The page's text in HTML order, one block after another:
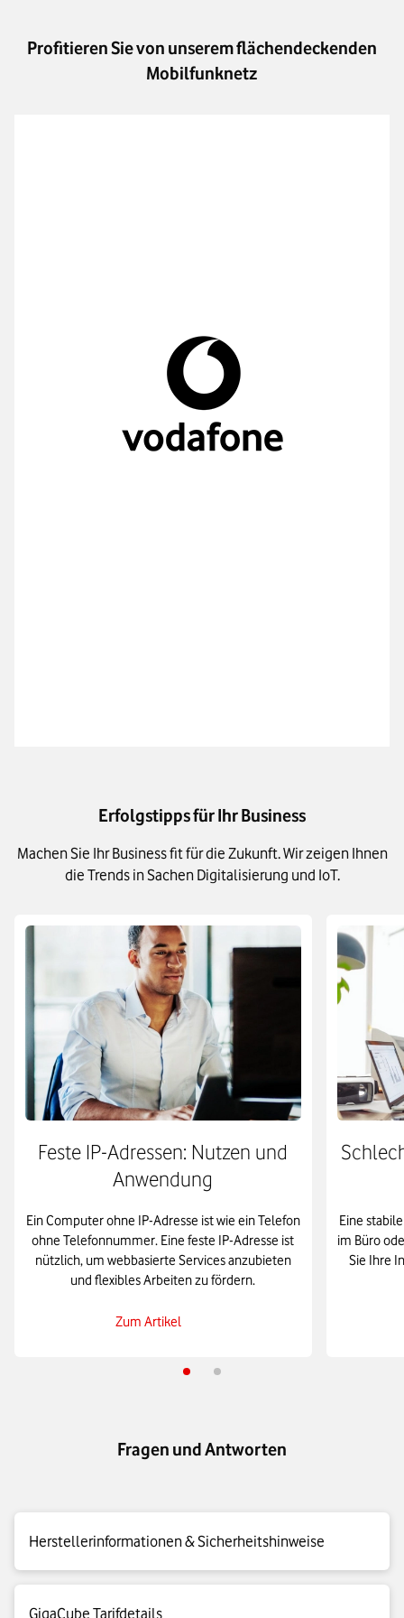
Profitieren Sie von unserem flächendeckenden
Mobilfunknetz
Erfolgstipps für Ihr Business
Machen Sie Ihr Business fit für die Zukunft. Wir zeigen Ihnen
die Trends in Sachen Digitalisierung und IoT.
Feste IP-Adressen: Nutzen und
Anwendung
Ein Computer ohne IP-Adresse ist wie ein Telefon
ohne Telefonnummer. Eine feste IP-Adresse ist
nützlich, um webbasierte Services anzubieten
und flexibles Arbeiten zu fördern.
Zum Artikel
Eine
im Büro
Sie Ihre
Fragen und Antworten
Herstellerinformationen & Sicherheitshinweise
GigaCube Tarifdetails